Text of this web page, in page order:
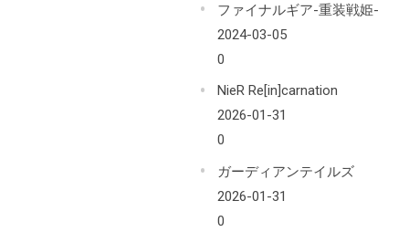
ファイナルギア-重装戦姫-
2024-03-05
0
NieR Re[in]carnation
2026-01-31
0
ガーディアンテイルズ
2026-01-31
0